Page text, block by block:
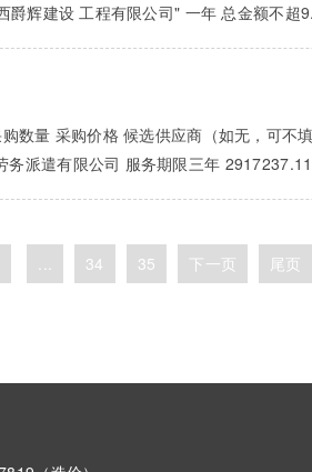
爵辉建设 工程有限公司" 一年 总金额不超
数量 采购价格 候选供应商（如无，可不
派遣有限公司 服务期限三年
... 34 35 下一页 尾页